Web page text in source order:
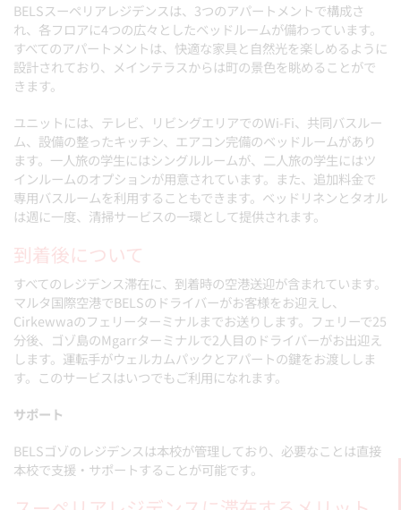
BELSスーペリアレジデンスは、3つのアパートメントで構成さ
れ、各フロアに4つの広々としたベッドルームが備わっています。
すべてのアパートメントは、快適な家具と自然光を楽しめるように
設計されており、メインテラスからは町の景色を眺めることがで
きます。
ユニットには、テレビ、リビングエリアでのWi-Fi、共同バスルー
ム、設備の整ったキッチン、エアコン完備のベッドルームがあり
ます。一人旅の学生にはシングルルームが、二人旅の学生にはツ
インルームのオプションが用意されています。また、追加料金で
専用バスルームを利用することもできます。ベッドリネンとタオル
は週に一度、清掃サービスの一環として提供されます。
到着後について
すべてのレジデンス滞在に、到着時の空港送迎が含まれています。
マルタ国際空港でBELSのドライバーがお客様をお迎えし、
Cirkewwaのフェリーターミナルまでお送りします。フェリーで25
分後、ゴゾ島のMgarrターミナルで2人目のドライバーがお出迎え
します。運転手がウェルカムパックとアパートの鍵をお渡ししま
す。このサービスはいつでもご利用になれます。
サポート
BELSゴゾのレジデンスは本校が管理しており、必要なことは直接
本校で支援・サポートすることが可能です。